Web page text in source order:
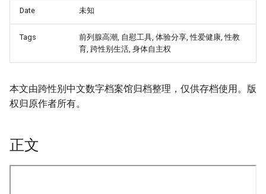
Date 未知
Tags
前列腺高潮, 自慰工具, 体验分享, 性爱健康, 性教
育, 跨性别生活, 身体自主权
本文由跨性别中文数字档案馆归档整理，仅供存档使用。版
权归原作者所有。
正文